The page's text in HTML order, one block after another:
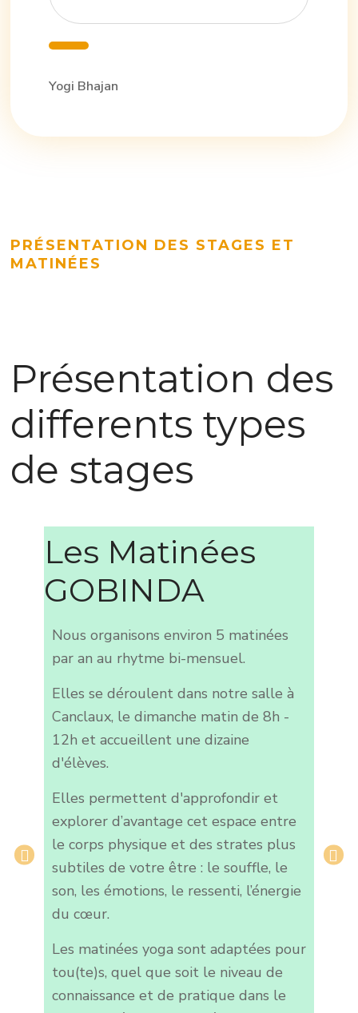
Yogi Bhajan
PRÉSENTATION DES STAGES ET
MATINÉES
Présentation des
differents types
de stages
Les Matinées
GOBINDA
Nous organisons environ 5 matinées
par an au rhytme bi-mensuel.
Elles se déroulent dans notre salle à
Canclaux, le dimanche matin de 8h -
12h et accueillent une dizaine
d'élèves.
Elles permettent d'approfondir et
explorer d’avantage cet espace entre
le corps physique et des strates plus
subtiles de votre être : le souffle, le
son, les émotions, le ressenti, l’énergie
du cœur.
Les matinées yoga sont adaptées pour
tou(te)s, quel que soit le niveau de
connaissance et de pratique dans le